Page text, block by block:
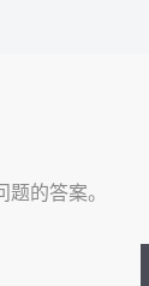
的答案。